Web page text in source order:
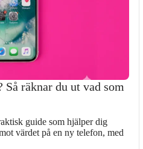
Så räknar du ut vad som
guide som hjälper dig
värdet på en ny telefon, med